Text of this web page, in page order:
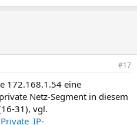
#17
172.168.1.54 eine
Netz-Segment in diesem
31), vgl.